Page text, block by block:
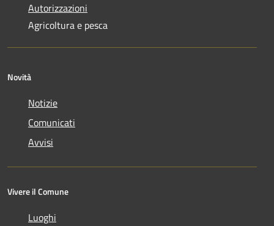
Autorizzazioni
Agricoltura e pesca
Novità
Notizie
Comunicati
Avvisi
Vivere il Comune
Luoghi